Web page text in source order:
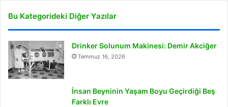
Bu Kategorideki Diğer Yazılar
Drinker Solunum Makinesi: Demir Akciğer
Temmuz 16, 2026
İnsan Beyninin Yaşam Boyu Geçirdiği Beş
Farklı Evre